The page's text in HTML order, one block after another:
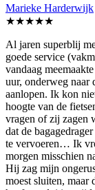
Marieke Harderwijk
★★★★★
Al jaren superblij
goede service
vandaag
uur, onderweg naar
aanlopen. Ik kon
hoogte van de
vragen of zij zagen
dat de
te vervoeren… Ik
morgen misschien
Hij zag mijn
moest sluiten,